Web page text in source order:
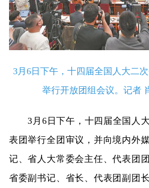
3月6日下午，十四届全国人大二
举行开放团组会议。记者
3月6日下午，十四届全国人大
表团举行全团审议，并向境内外
记、省人大常委会主任、代表团
省委副书记、省长、代表团副团